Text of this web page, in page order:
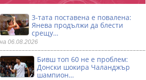
3-тата поставена е повалена:
Янева продължи да блести
срещу…
на 06.08.2026
Бивш топ 60 не е проблем:
Донски шокира Чаланджър
шампион…